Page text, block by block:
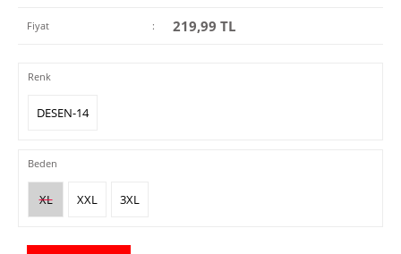
Fiyat : 219,99 TL
Renk
DESEN-14
Beden
XL XXL 3XL